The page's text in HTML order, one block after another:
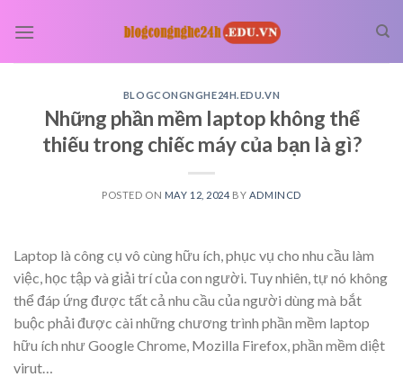
BLOGCONGNGHE24H.EDU.VN
Những phần mềm laptop không thể
thiếu trong chiếc máy của bạn là gì?
POSTED ON MAY 12, 2024 BY ADMINCD
Laptop là công cụ vô cùng hữu ích, phục vụ cho nhu cầu làm
việc, học tập và giải trí của con người. Tuy nhiên, tự nó không
thể đáp ứng được tất cả nhu cầu của người dùng mà bắt
buộc phải được cài những chương trình phần mềm laptop
hữu ích như Google Chrome, Mozilla Firefox, phần mềm diệt
virut…